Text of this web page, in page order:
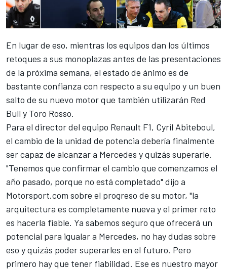
En lugar de eso, mientras los equipos dan los últimos
retoques a sus monoplazas antes de las presentaciones
de la próxima semana, el estado de ánimo es de
bastante confianza con respecto a su equipo y un buen
salto de su nuevo motor que también utilizarán Red
Bull y Toro Rosso.
Para el director del equipo Renault F1, Cyril Abiteboul,
el cambio de la unidad de potencia debería finalmente
ser capaz de alcanzar a Mercedes y quizás superarle.
"Tenemos que confirmar el cambio que comenzamos el
año pasado, porque no está completado" dijo a
Motorsport.com sobre el progreso de su motor, "la
arquitectura es completamente nueva y el primer reto
es hacerla fiable. Ya sabemos seguro que ofrecerá un
potencial para igualar a Mercedes, no hay dudas sobre
eso y quizás poder superarles en el futuro. Pero
primero hay que tener fiabilidad. Ese es nuestro mayor